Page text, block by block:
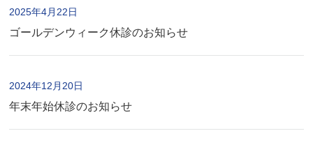
2025年4月22日
ゴールデンウィーク休診のお知らせ
2024年12月20日
年末年始休診のお知らせ